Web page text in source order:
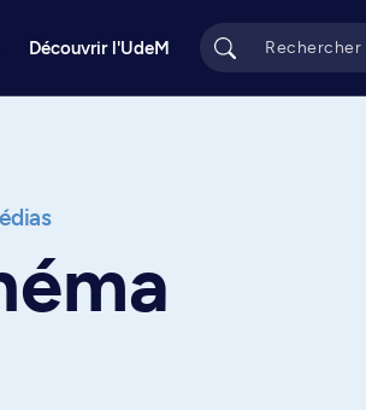
Découvrir l'UdeM